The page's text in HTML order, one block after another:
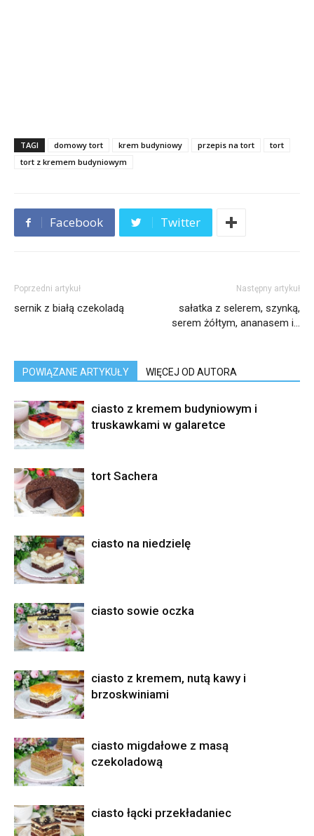
TAGI domowy tort krem budyniowy przepis na tort
tort
tort z kremem budyniowym
Facebook Twitter
Poprzedni artykuł
sernik z białą czekoladą
Następny artykuł
sałatka z selerem, szynką,
serem żółtym, ananasem i…
POWIĄZANE ARTYKUŁY WIĘCEJ OD AUTORA
ciasto z kremem budyniowym i
truskawkami w galaretce
tort Sachera
ciasto na niedzielę
ciasto sowie oczka
ciasto z kremem, nutą kawy i
brzoskwiniami
ciasto migdałowe z masą
czekoladową
ciasto łącki przekładaniec